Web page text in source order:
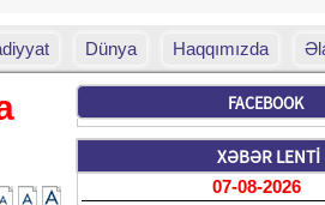
Dünya Haqqımızda
FACEBOOK
XƏBƏR LENTİ
07-08-2026